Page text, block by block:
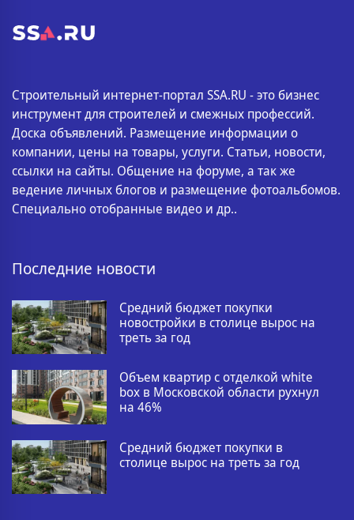
Строительный интернет-портал SSA.RU - это бизнес
инструмент для строителей и смежных профессий.
Доска объявлений. Размещение информации о
компании, цены на товары, услуги. Статьи, новости,
ссылки на сайты. Общение на форуме, а так же
ведение личных блогов и размещение фотоальбомов.
Специально отобранные видео и др..
Последние новости
Средний бюджет покупки
новостройки в столице вырос на
треть за год
Объем квартир с отделкой white
box в Московской области рухнул
на 46%
Средний бюджет покупки в
столице вырос на треть за год